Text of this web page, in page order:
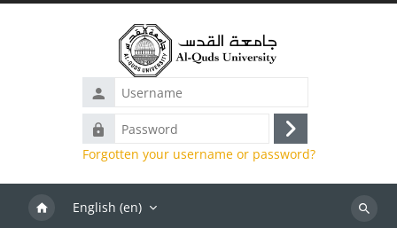
Username
Password
Log
in
Forgotten your username or password?
English ‎(en)‎
Search